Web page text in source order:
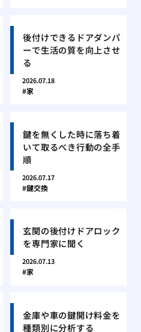
後付けできるドアダンパ
ーで生活の質を向上させ
る
2026.07.18
家
鍵を無くした時に落ち着
いて取るべき行動の全手
順
2026.07.17
鍵交換
玄関の後付けドアロック
を専門家に聞く
2026.07.13
家
金庫や車の鍵開け料金を
種類別に分析する